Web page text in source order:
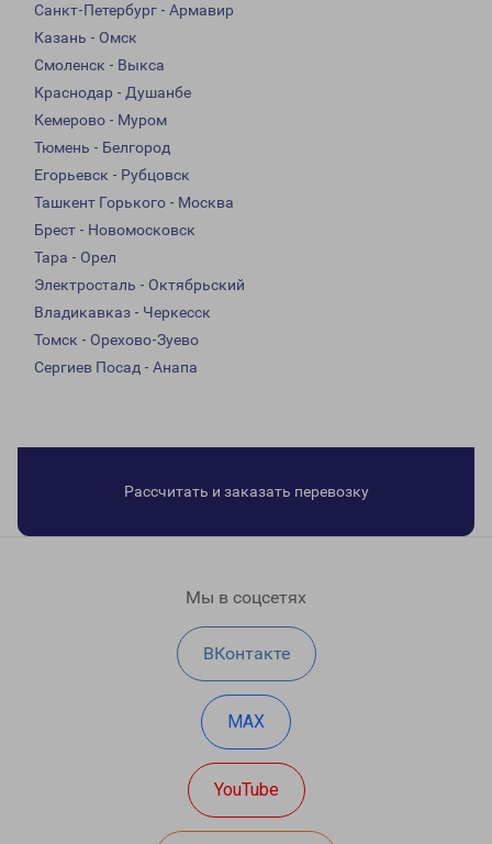
Санкт-Петербург - Армавир
Казань - Омск
Смоленск - Выкса
Краснодар - Душанбе
Кемерово - Муром
Тюмень - Белгород
Егорьевск - Рубцовск
Ташкент Горького - Москва
Брест - Новомосковск
Тара - Орел
Электросталь - Октябрьский
Владикавказ - Черкесск
Томск - Орехово-Зуево
Сергиев Посад - Анапа
Рассчитать и заказать перевозку
Мы в соцсетях
ВКонтакте
MAX
YouTube